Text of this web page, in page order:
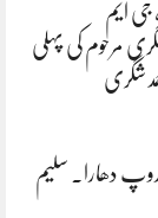
جی ایم
مرحوم کی پہلی
شگری
دھارا. سلیم